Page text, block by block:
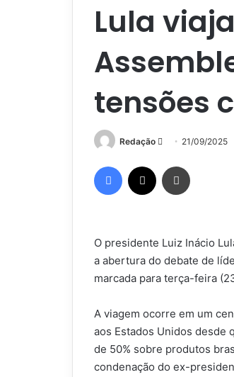
Lula
tensões
Redação
Mande
e-
mail
21/09/2025
Facebook
O presidente Luiz Inácio
a abertura do debate de
marcada para terça-feira
A viagem ocorre em um
aos Estados Unidos desde
de 50% sobre produtos
condenação do ex-